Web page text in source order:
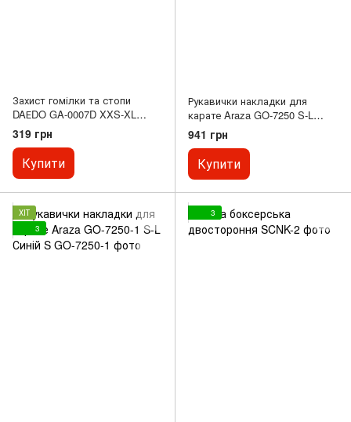
Захист гомілки та стопи
DAЕDO GA-0007D XXS-XL
білий XXS
319 грн
Купити
Рукавички накладки для
карате Araza GO-7250 S-L
Червоний S
941 грн
Купити
ХІТ
3
3